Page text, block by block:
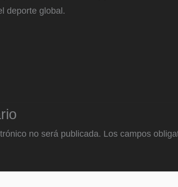
deporte global.
no será publicada. Los campos